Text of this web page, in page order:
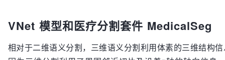
VNet 模型和医疗分割套件 MedicalSeg
相对于二维语义分割，三维语义分割利用体素的三维结构